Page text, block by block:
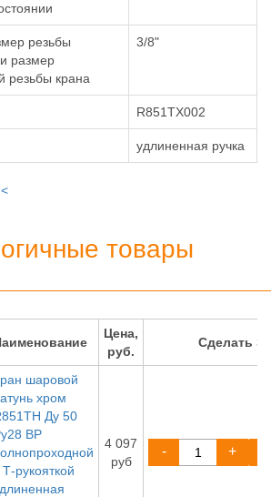
резьбы
размер
резьбы крана
3/8"
R851TX002
удлиненная ручка
товары
Цена,
руб.
Сделать
шаровой
хром
Ду 50
ВР
Т-рукояткой
4 097
руб
- +